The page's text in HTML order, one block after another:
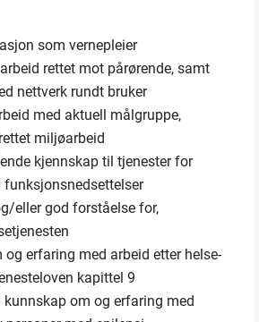
som vernepleier
rettet mot pårørende, samt
nettverk rundt bruker
med aktuell målgruppe,
miljøarbeid
kjennskap til tjenester for
funksjonsnedsettelser
eller god forståelse for,
og erfaring med arbeid etter helse-
kapittel 9
om og erfaring med